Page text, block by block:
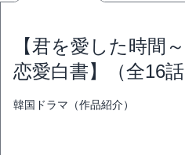
【君を愛した時間
恋愛白書】（全16
韓国ドラマ（作品紹介）